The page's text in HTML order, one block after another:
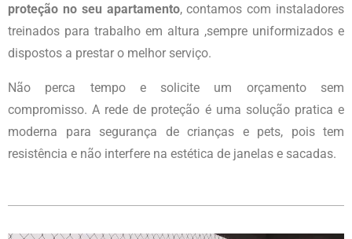
proteção no seu apartamento, contamos com instaladores
treinados para trabalho em altura ,sempre uniformizados e
dispostos a prestar o melhor serviço.
Não perca tempo e solicite um orçamento sem
compromisso. A rede de proteção é uma solução pratica e
moderna para segurança de crianças e pets, pois tem
resistência e não interfere na estética de janelas e sacadas.